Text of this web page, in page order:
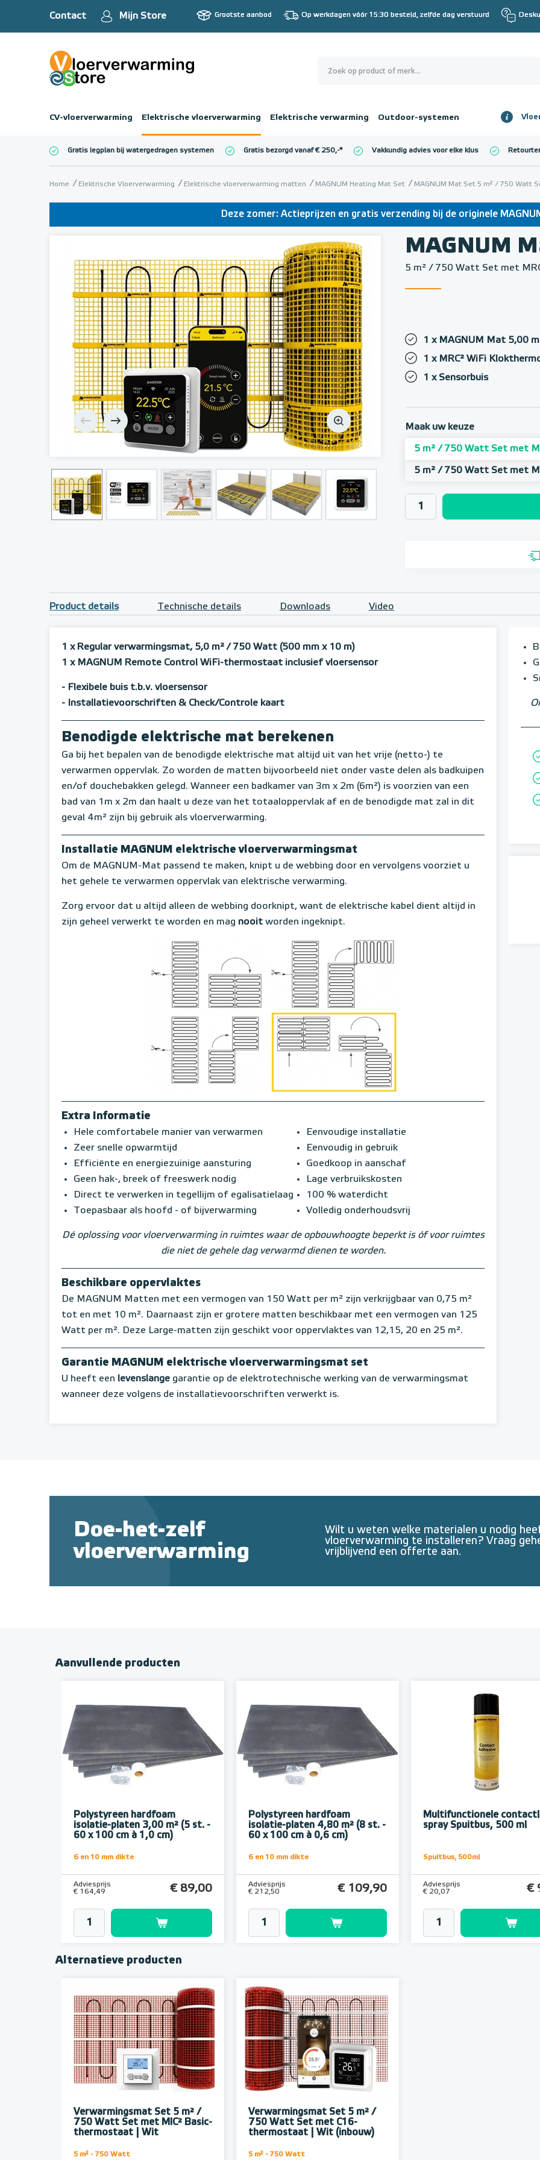
Contact Mijn Store Grootste aanbod Op werkdagen vóór 15:30 besteld, zelfde dag verstuurd
CV-vloerverwarming Elektrische vloerverwarming Elektrische verwarming Outdoor-systemen
€ 0,00
Gratis legplan bij watergedragen systemen Gratis bezorgd vanaf € 250,-* Vakkundig advies voor elke klus
Home Elektrische Vloerverwarming Elektrische vloerverwarming matten MAGNUM Heating Mat Set MAGNUM Mat Set 5 m² / 750 Watt
Deze zomer: Actieprijzen en gratis verzending bij de originele
MAGNUM
5 m² / 750 Watt Set met
1 x MAGNUM Mat 5,00
1 x MRC² WiFi
1 x Sensorbuis
Maak uw keuze
5 m² / 750 Watt Set met
5 m² / 750 Watt Set met
Product details Technische details Downloads Video
1 x Regular verwarmingsmat, 5,0 m²/ 750 Watt (500 mm x 10 m)
1 x MAGNUM Remote Control WiFi-thermostaat inclusief vloersensor
- Flexibele buis t.b.v. vloersensor
- Installatievoorschriften & Check/Controle kaart
Benodigde elektrische mat berekenen
Ga bij het bepalen van de benodigde elektrische mat altijd uit van het vrije (netto-) te
verwarmen oppervlak. Zo worden de matten bijvoorbeeld niet onder vaste delen als badkuipen
en/of douchebakken gelegd. Wanneer een badkamer van 3m x 2m (6m²) is voorzien van een
bad van 1m x 2m dan haalt u deze van het totaaloppervlak af en de benodigde mat zal in dit
geval 4m² zijn bij gebruik als vloerverwarming.
Installatie MAGNUM elektrische vloerverwarmingsmat
Om de MAGNUM-Mat passend te maken, knipt u de webbing door en vervolgens voorziet u
het gehele te verwarmen oppervlak van elektrische verwarming.
Zorg ervoor dat u altijd alleen de webbing doorknipt, want de elektrische kabel dient altijd in
zijn geheel verwerkt te worden en mag nooit worden ingeknipt.
Extra Informatie
Hele comfortabele manier van verwarmen
Zeer snelle opwarmtijd
Efficiënte en energiezuinige aansturing
Geen hak-, breek of freeswerk nodig
Direct te verwerken in tegellijm of egalisatielaag
Toepasbaar als hoofd - of bijverwarming
Eenvoudige installatie
Eenvoudig in gebruik
Goedkoop in aanschaf
Lage verbruikskosten
100 % waterdicht
Volledig onderhoudsvrij
Dé oplossing voor vloerverwarming in ruimtes waar de opbouwhoogte beperkt is óf voor ruimtes
die niet de gehele dag verwarmd dienen te worden.
Beschikbare oppervlaktes
De MAGNUM Matten met een vermogen van 150 Watt per m² zijn verkrijgbaar van 0,75 m²
tot en met 10 m². Daarnaast zijn er grotere matten beschikbaar met een vermogen van 125
Watt per m². Deze Large-matten zijn geschikt voor oppervlaktes van 12,15, 20 en 25 m².
Garantie MAGNUM elektrische vloerverwarmingsmat set
U heeft een levenslange garantie op de elektrotechnische werking van de verwarmingsmat
wanneer deze volgens de installatievoorschriften verwerkt is.
Doe-het-zelf
vloerverwarming
Wilt u weten welke materialen u nodig
vloerverwarming te installeren? Vraag
vrijblijvend een offerte aan.
Aanvullende producten
Polystyreen hardfoam
isolatie-platen 3,00 m² (5 st. -
60 x 100 cm à 1,0 cm)
6 en 10 mm dikte
Adviesprijs
€ 164,49
€ 89,00
Polystyreen hardfoam
isolatie-platen 4,80 m² (8 st. -
60 x 100 cm à 0,6 cm)
6 en 10 mm dikte
Adviesprijs
€ 212,50
€ 109,90
Multifunctionele
spray Spuitbus, 500 ml
Spuitbus, 500ml
Adviesprijs
€ 20,07
€
Alternatieve producten
Verwarmingsmat Set 5 m² /
750 Watt Set met MIC² Basic-
thermostaat | Wit
5 m² - 750 Watt
Verwarmingsmat Set 5 m² /
750 Watt Set met C16-
thermostaat | Wit (inbouw)
5 m² - 750 Watt